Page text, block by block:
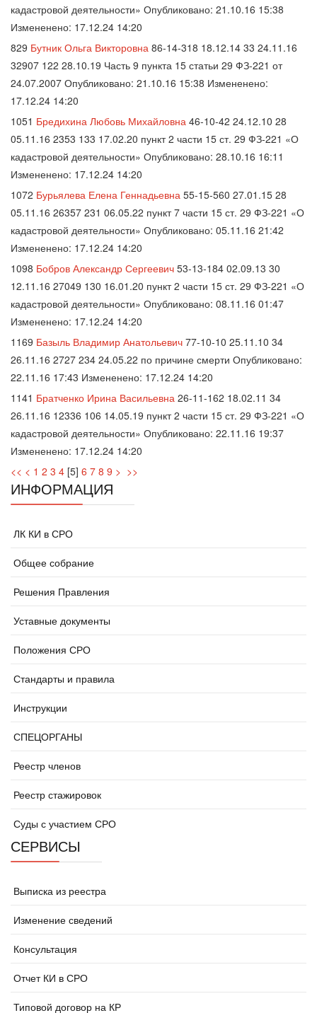
кадастровой деятельности» Опубликовано: 21.10.16 15:38
Измененено: 17.12.24 14:20
829 Бутник Ольга Викторовна 86-14-318 18.12.14 33 24.11.16
32907 122 28.10.19 Часть 9 пункта 15 статьи 29 ФЗ-221 от
24.07.2007 Опубликовано: 21.10.16 15:38 Измененено:
17.12.24 14:20
1051 Бредихина Любовь Михайловна 46-10-42 24.12.10 28
05.11.16 2353 133 17.02.20 пункт 2 части 15 ст. 29 ФЗ-221 «О
кадастровой деятельности» Опубликовано: 28.10.16 16:11
Измененено: 17.12.24 14:20
1072 Бурьялева Елена Геннадьевна 55-15-560 27.01.15 28
05.11.16 26357 231 06.05.22 пункт 7 части 15 ст. 29 ФЗ-221 «О
кадастровой деятельности» Опубликовано: 05.11.16 21:42
Измененено: 17.12.24 14:20
1098 Бобров Александр Сергеевич 53-13-184 02.09.13 30
12.11.16 27049 130 16.01.20 пункт 2 части 15 ст. 29 ФЗ-221 «О
кадастровой деятельности» Опубликовано: 08.11.16 01:47
Измененено: 17.12.24 14:20
1169 Базыль Владимир Анатольевич 77-10-10 25.11.10 34
26.11.16 2727 234 24.05.22 по причине смерти Опубликовано:
22.11.16 17:43 Измененено: 17.12.24 14:20
1141 Братченко Ирина Васильевна 26-11-162 18.02.11 34
26.11.16 12336 106 14.05.19 пункт 2 части 15 ст. 29 ФЗ-221 «О
кадастровой деятельности» Опубликовано: 22.11.16 19:37
Измененено: 17.12.24 14:20
<< < 1 2 3 4 [5] 6 7 8 9 > >>
ИНФОРМАЦИЯ
ЛК КИ в СРО
Общее собрание
Решения Правления
Уставные документы
Положения СРО
Стандарты и правила
Инструкции
СПЕЦОРГАНЫ
Реестр членов
Реестр стажировок
Суды с участием СРО
СЕРВИСЫ
Выписка из реестра
Изменение сведений
Консультация
Отчет КИ в СРО
Типовой договор на КР